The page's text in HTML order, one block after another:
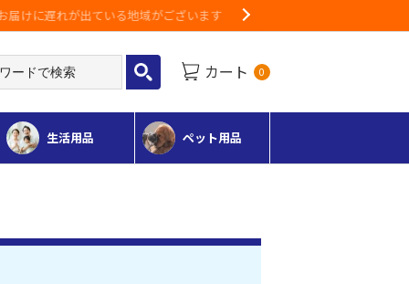
カート 0
生活用品 ペット用品